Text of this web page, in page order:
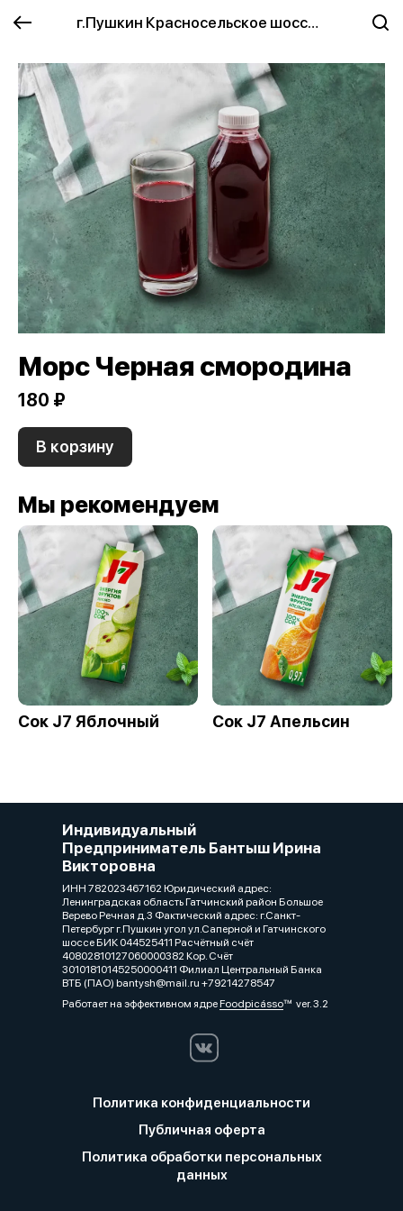
г.Пушкин Красносельское шоссе 2
Морс Черная смородина
180 ₽
В корзину
Мы рекомендуем
Сок J7 Яблочный Сок J7 Апельсин
Индивидуальный
Предприниматель Бантыш Ирина
Викторовна
ИНН 782023467162 Юридический адрес:
Ленинградская область Гатчинский район Большое
Верево Речная д.3 Фактический адрес: г.Санкт-
Петербург г.Пушкин угол ул.Саперной и Гатчинского
шоссе БИК 044525411 Расчётный счёт
40802810127060000382 Кор. Счёт
30101810145250000411 Филиал Центральный Банка
ВТБ (ПАО) bantysh@mail.ru +79214278547
Работает на эффективном ядреFoodpicássover. 3.2
Политика конфиденциальности
Публичная оферта
Политика обработки персональных
данных